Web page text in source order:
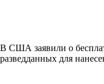
В США заявили о
разведданных для